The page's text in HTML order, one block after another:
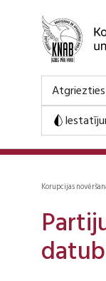
Korupcijas